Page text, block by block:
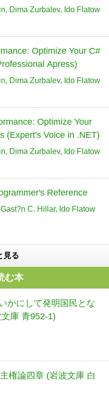
Dima Zurbalev Ido Flatow
Optimize Your C#
Apress)
Dima Zurbalev Ido Flatow
Optimize Your
(Expert's Voice in .NET)
Dima Zurbalev Ido Flatow
Reference
Gast?n C. Hillar Ido Flatow
見る
む本
かにして発明国民とな
庫 青952-1)
権論四章 (岩波文庫 白